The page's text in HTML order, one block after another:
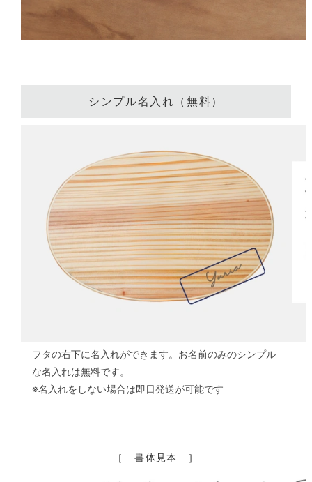
シンプル名入れ（無料）
フタの右下に名入れができます。お名前のみのシンプル
な名入れは無料です。
※名入れをしない場合は即日発送が可能です
［ 書体見本 ］